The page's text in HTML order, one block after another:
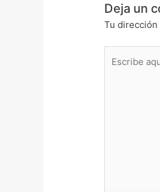
Deja un
Tu